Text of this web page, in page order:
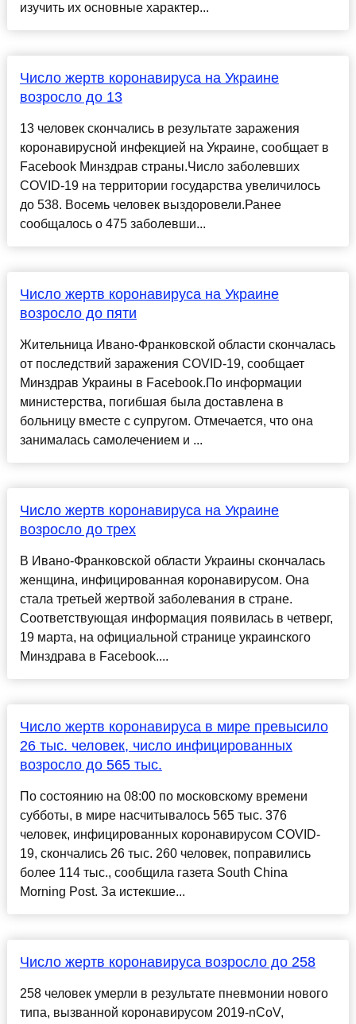
изучить их основные характер...
Число жертв коронавируса на Украине
возросло до 13
13 человек скончались в результате заражения
коронавирусной инфекцией на Украине, сообщает в
Facebook Минздрав страны.Число заболевших
COVID-19 на территории государства увеличилось
до 538. Восемь человек выздоровели.Ранее
сообщалось о 475 заболевши...
Число жертв коронавируса на Украине
возросло до пяти
Жительница Ивано-Франковской области скончалась
от последствий заражения COVID-19, сообщает
Минздрав Украины в Facebook.По информации
министерства, погибшая была доставлена в
больницу вместе с супругом. Отмечается, что она
занималась самолечением и ...
Число жертв коронавируса на Украине
возросло до трех
В Ивано-Франковской области Украины скончалась
женщина, инфицированная коронавирусом. Она
стала третьей жертвой заболевания в стране.
Соответствующая информация появилась в четверг,
19 марта, на официальной странице украинского
Минздрава в Facebook....
Число жертв коронавируса в мире превысило
26 тыс. человек, число инфицированных
возросло до 565 тыс.
По состоянию на 08:00 по московскому времени
субботы, в мире насчитывалось 565 тыс. 376
человек, инфицированных коронавирусом COVID-
19, скончались 26 тыс. 260 человек, поправились
более 114 тыс., сообщила газета South China
Morning Post. За истекшие...
Число жертв коронавируса возросло до 258
258 человек умерли в результате пневмонии нового
типа, вызванной коронавирусом 2019-nCoV,